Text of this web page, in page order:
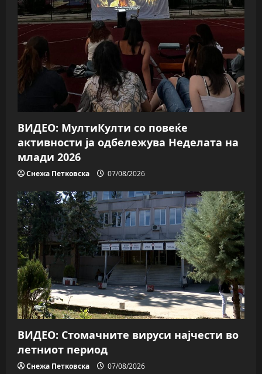
a
t
i
o
n
ВИДЕО: МултиКулти со повеќе
активности ја одбележува Неделата на
млади 2026
Снежа Петковска 07/08/2026
ВИДЕО: Стомачните вируси најчести во
летниот период
Снежа Петковска 07/08/2026